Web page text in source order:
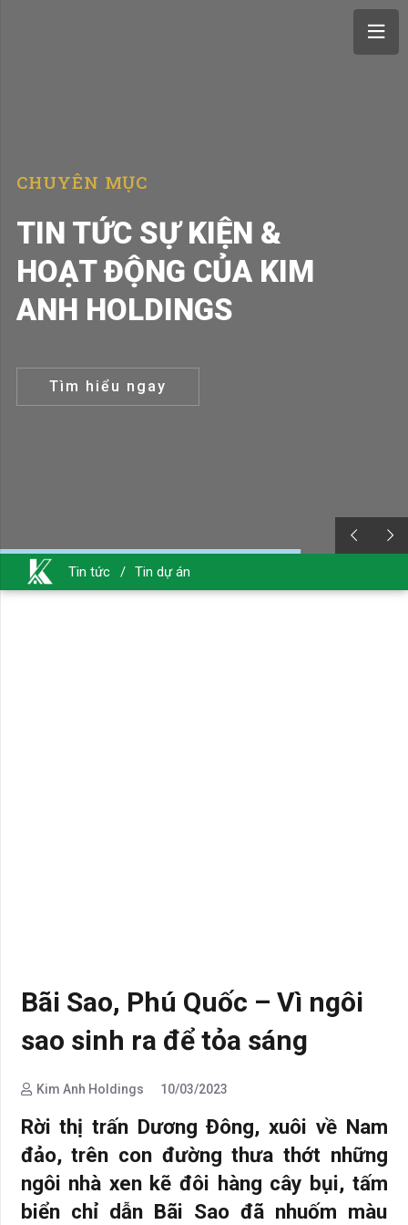
TIN TỨC SỰ KIỆN &
HOẠT ĐỘNG CỦA KIM
ANH HOLDINGS
CHUYÊN MỤC
Tìm hiểu ngay
Tin tức / Tin dự án
Bãi Sao, Phú Quốc – Vì ngôi
sao sinh ra để tỏa sáng
Kim Anh Holdings 10/03/2023
Rời thị trấn Dương Đông, xuôi về Nam
đảo, trên con đường thưa thớt những
ngôi nhà xen kẽ đôi hàng cây bụi, tấm
biển chỉ dẫn Bãi Sao đã nhuốm màu